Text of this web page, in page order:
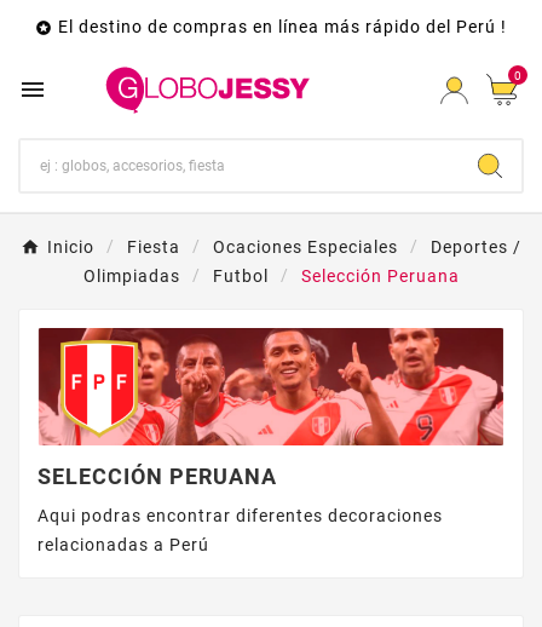
 El destino de compras en línea más rápido del Perú !
 0
Inicio Fiesta Ocaciones Especiales
Deportes /
Olimpiadas
Futbol Selección Peruana
SELECCIÓN PERUANA
Aqui podras encontrar diferentes decoraciones
relacionadas a Perú